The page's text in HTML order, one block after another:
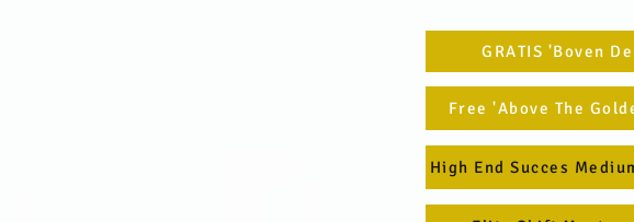
GRATIS 'Boven
Free 'Above The
High End Succes